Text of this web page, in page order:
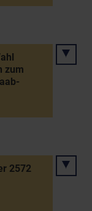
zum
2572